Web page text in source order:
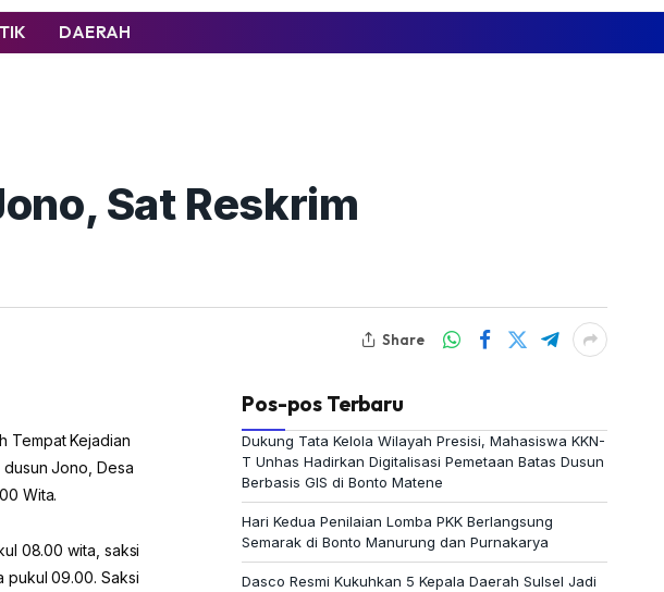
DAERAH
Sat Reskrim
Share
Tempat Kejadian
Jono, Desa
Wita.
08.00 wita, saksi
pukul 09.00. Saksi
Pos-pos Terbaru
Dukung Tata Kelola Wilayah Presisi, Mahasiswa KKN-
T Unhas Hadirkan Digitalisasi Pemetaan Batas Dusun
Berbasis GIS di Bonto Matene
Hari Kedua Penilaian Lomba PKK Berlangsung
Semarak di Bonto Manurung dan Purnakarya
Dasco Resmi Kukuhkan 5 Kepala Daerah Sulsel Jadi